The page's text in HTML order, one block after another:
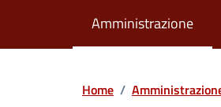
Amministrazione
Home /